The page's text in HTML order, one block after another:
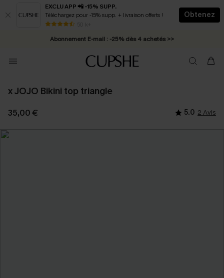
EXCLU APP 📲 -15% SUPP.
Téléchargez pour -15% supp. + livraison offerts !
50 k+
Obtenez
* Livraison éclair 2-3 jours ouvrés >>
Abonnement E-mail : -25% dès 4 achetés >>
x JOJO Bikini top triangle
35,00 € 5.0 2 Avis